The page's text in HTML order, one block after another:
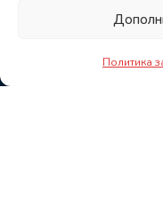
Политика